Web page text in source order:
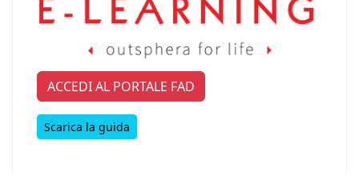
ACCEDI AL PORTALE FAD
Scarica la guida